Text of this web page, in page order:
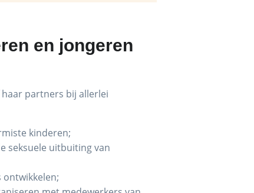
en jongeren
partners bij allerlei
kinderen;
seksuele uitbuiting van